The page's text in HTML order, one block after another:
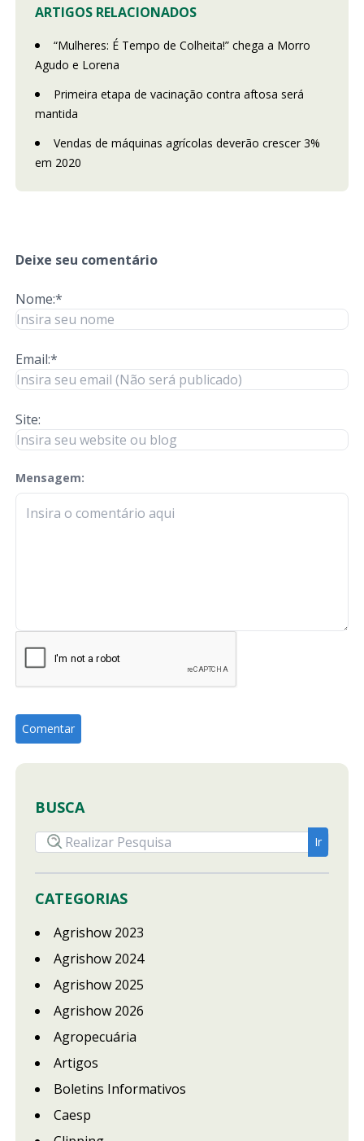
ARTIGOS RELACIONADOS
“Mulheres: É Tempo de Colheita!” chega a Morro
Agudo e Lorena
Primeira etapa de vacinação contra aftosa será
mantida
Vendas de máquinas agrícolas deverão crescer 3%
em 2020
Deixe seu comentário
Nome:*
Email:*
Site:
Mensagem:
check-terms
BUSCA
CATEGORIAS
Agrishow 2023
Agrishow 2024
Agrishow 2025
Agrishow 2026
Agropecuária
Artigos
Boletins Informativos
Caesp